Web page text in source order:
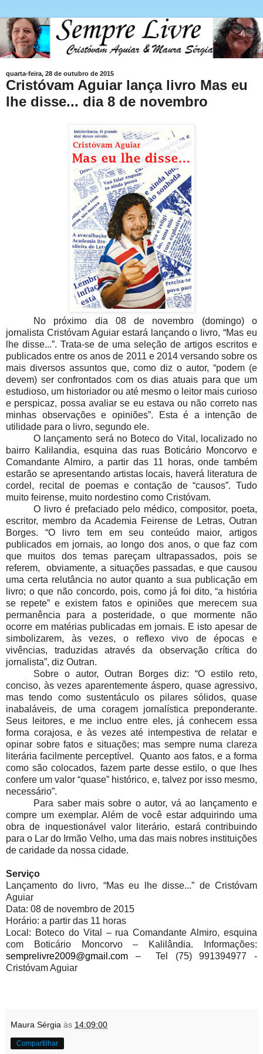
quarta-feira, 28 de outubro de 2015
Cristóvam Aguiar lança livro Mas eu
lhe disse... dia 8 de novembro
No próximo dia 08 de novembro (domingo) o
jornalista Cristóvam Aguiar estará lançando o livro, “Mas eu
lhe disse...”. Trata-se de uma seleção de artigos escritos e
publicados entre os anos de 2011 e 2014 versando sobre os
mais diversos assuntos que, como diz o autor, “podem (e
devem) ser confrontados com os dias atuais para que um
estudioso, um historiador ou até mesmo o leitor mais curioso
e perspicaz, possa avaliar se eu estava ou não correto nas
minhas observações e opiniões”. Esta é a intenção de
utilidade para o livro, segundo ele.
O lançamento será no Boteco do Vital, localizado no
bairro Kalilandia, esquina das ruas Boticário Moncorvo e
Comandante Almiro, a partir das 11 horas, onde também
estarão se apresentando artistas locais, haverá literatura de
cordel, recital de poemas e contação de “causos”. Tudo
muito feirense, muito nordestino como Cristóvam.
O livro é prefaciado pelo médico, compositor, poeta,
escritor, membro da Academia Feirense de Letras, Outran
Borges. “O livro tem em seu conteúdo maior, artigos
publicados em jornais, ao longo dos anos, o que faz com
que muitos dos temas pareçam ultrapassados, pois se
referem, obviamente, a situações passadas, e que causou
uma certa relutância no autor quanto a sua publicação em
livro; o que não concordo, pois, como já foi dito, “a história
se repete” e existem fatos e opiniões que merecem sua
permanência para a posteridade, o que mormente não
ocorre em matérias publicadas em jornais. E isto apesar de
simbolizarem, às vezes, o reflexo vivo de épocas e
vivências, traduzidas através da observação crítica do
jornalista”, diz Outran.
Sobre o autor, Outran Borges diz: “O estilo reto,
conciso, às vezes aparentemente áspero, quase agressivo,
mas tendo como sustentáculo os pilares sólidos, quase
inabaláveis, de uma coragem jornalística preponderante.
Seus leitores, e me incluo entre eles, já conhecem essa
forma corajosa, e às vezes até intempestiva de relatar e
opinar sobre fatos e situações; mas sempre numa clareza
literária facilmente perceptível. Quanto aos fatos, e a forma
como são colocados, fazem parte desse estilo, o que lhes
confere um valor “quase” histórico, e, talvez por isso mesmo,
necessário”.
Para saber mais sobre o autor, vá ao lançamento e
compre um exemplar. Além de você estar adquirindo uma
obra de inquestionável valor literário, estará contribuindo
para o Lar do Irmão Velho, uma das mais nobres instituições
de caridade da nossa cidade.
Serviço
Lançamento do livro, “Mas eu lhe disse...” de Cristóvam
Aguiar
Data: 08 de novembro de 2015
Horário: a partir das 11 horas
Local: Boteco do Vital – rua Comandante Almiro, esquina
com Boticário Moncorvo – Kalilândia. Informações:
semprelivre2009@gmail.com – Tel (75) 991394977 -
Cristóvam Aguiar
Maura Sérgia às 14:09:00
Compartilhar